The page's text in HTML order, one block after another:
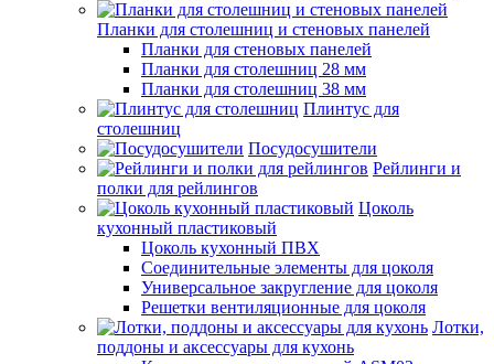
Планки для столешниц и стеновых панелей
Планки для стеновых панелей
Планки для столешниц 28 мм
Планки для столешниц 38 мм
Плинтус для
столешниц
Посудосушители
Рейлинги и
полки для рейлингов
Цоколь
кухонный пластиковый
Цоколь кухонный ПВХ
Соединительные элементы для цоколя
Универсальное закругление для цоколя
Решетки вентиляционные для цоколя
Лотки,
поддоны и аксессуары для кухонь